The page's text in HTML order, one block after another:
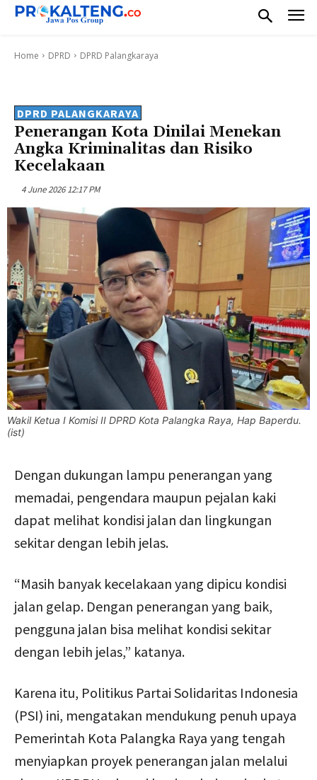
Home DPRD DPRD Palangkaraya
DPRD PALANGKARAYA
Penerangan Kota Dinilai Menekan
Angka Kriminalitas dan Risiko
Kecelakaan
4 June 2026 12:17 PM
Wakil Ketua I Komisi II DPRD Kota Palangka Raya, Hap Baperdu.
(ist)
Dengan dukungan lampu penerangan yang
memadai, pengendara maupun pejalan kaki
dapat melihat kondisi jalan dan lingkungan
sekitar dengan lebih jelas.
“Masih banyak kecelakaan yang dipicu kondisi
jalan gelap. Dengan penerangan yang baik,
pengguna jalan bisa melihat kondisi sekitar
dengan lebih jelas,” katanya.
Karena itu, Politikus Partai Solidaritas Indonesia
(PSI) ini, mengatakan mendukung penuh upaya
Pemerintah Kota Palangka Raya yang tengah
menyiapkan proyek penerangan jalan melalui